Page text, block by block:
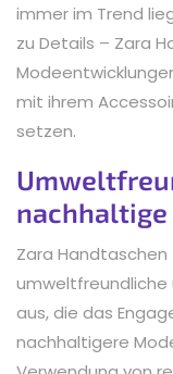
immer im Trend
zu Details – Zara
mit ihrem
setzen.
Zara Handtaschen
umweltfreundliche
aus, die das
nachhaltigere